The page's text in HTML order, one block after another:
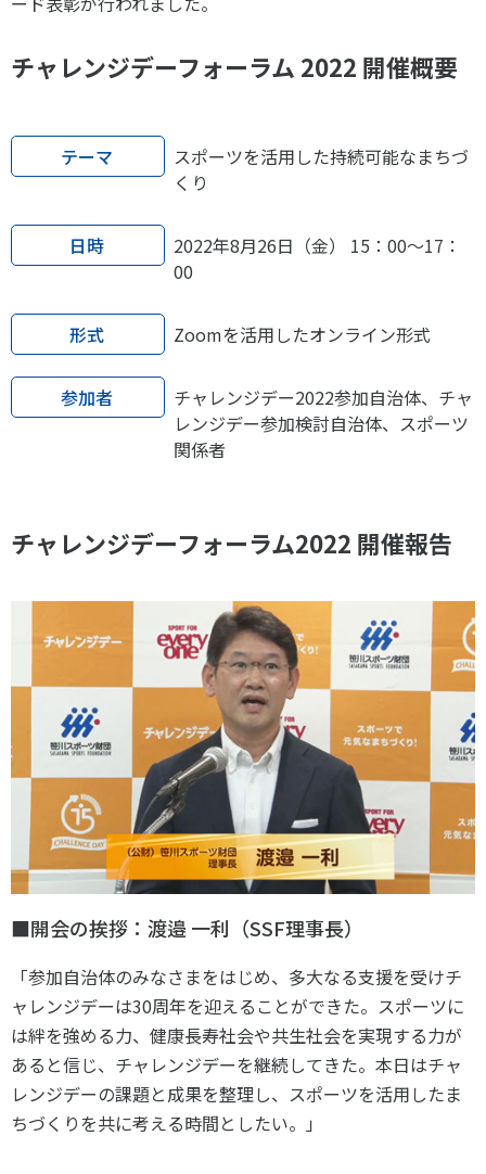
メールマガジン
「SSFニュース」
個人情報保護方針
ソーシャルメディア運営方針
政策提言
スポーツによるまちづくり
スポーツ・ガバナンス
スポーツボランティア
スポーツ政策・予算
【動画】スポーツでアクティブなまちづくり
知る学ぶ
SPORT POLICY INCUBATOR ―スポーツ政策の『卵』 ―
Sport Topics
スポーツ 歴史の検証
スポーツ辞典
SSF BOOKS
チャレンジデーフォーラム 2022 開催概要
テーマ
スポーツを活用した持続可能なまちづ
くり
日時
2022年8月26日（金） 15：00～17：
00
形式 Zoomを活用したオンライン形式
参加者
チャレンジデー2022参加自治体、チャ
レンジデー参加検討自治体、スポーツ
関係者
チャレンジデーフォーラム2022 開催報告
■開会の挨拶：渡邉 一利（SSF理事長）
「参加自治体のみなさまをはじめ、多大なる支援を受けチ
ャレンジデーは30周年を迎えることができた。スポーツに
は絆を強める力、健康長寿社会や共生社会を実現する力が
あると信じ、チャレンジデーを継続してきた。本日はチャ
レンジデーの課題と成果を整理し、スポーツを活用したま
ちづくりを共に考える時間としたい。」